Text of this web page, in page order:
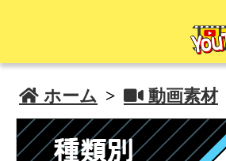
 ホーム >  動画素材